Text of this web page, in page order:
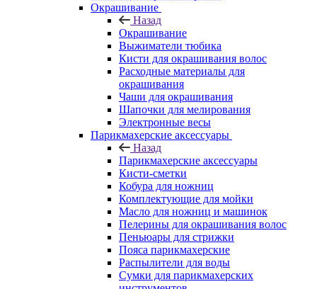
Окрашивание
Назад
Окрашивание
Выжиматели тюбика
Кисти для окрашивания волос
Расходные материалы для
окрашивания
Чаши для окрашивания
Шапочки для мелирования
Электронные весы
Парикмахерские аксессуары
Назад
Парикмахерские аксессуары
Кисти-сметки
Кобура для ножниц
Комплектующие для мойки
Масло для ножниц и машинок
Пелерины для окрашивания волос
Пеньюары для стрижки
Пояса парикмахерские
Распылители для воды
Сумки для парикмахерских